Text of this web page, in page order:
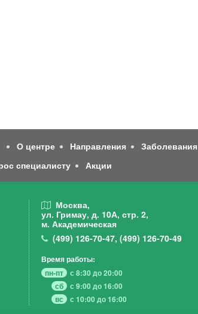
О центре Направления Заболевания
специалисту Акции
Москва,
ул. Гримау, д. 10А, стр. 2,
м. Академическая
(499) 126-70-47, (499) 126-70-49
Время работы:
пн-пт
с 8:30 до 20:00
сб
с 9:00 до 16:00
вс
с 10:00 до 16:00